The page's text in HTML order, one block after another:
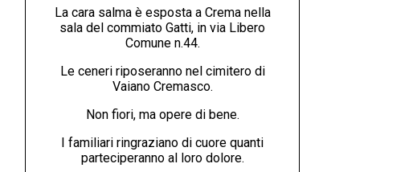
La cara salma è esposta a Crema nella
sala del commiato Gatti, in via Libero
Comune n.44.
Le ceneri riposeranno nel cimitero di
Vaiano Cremasco.
Non fiori, ma opere di bene.
I familiari ringraziano di cuore quanti
parteciperanno al loro dolore.